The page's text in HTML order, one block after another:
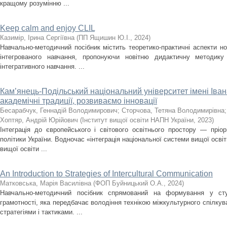
кращому розумінню ...
Keep calm and enjoy CLIL
Казимір, Ірина Сергіївна (ПП Ящишин Ю.І., 2024)
Навчально-методичний посібник містить теоретико-практичні аспекти
інтегрованого навчання, пропонуючи новітню дидактичну
інтегративного навчання. ...
Кам’янець-Подільський національний університет імені
академічні традиції, розвиваємо інновації
Бесарабчук, Геннадій Володимирович; Сторчова, Тетяна Володимирівна
Хоптяр, Андрій Юрійович ( Інститут вищої освіти НАПН України, 2023)
Інтеграція до європейського і світового освітнього простору —
політики України. Водночас «інтеграція національної системи вищої
вищої освіти ...
An Introduction to Strategies of Intercultural Communication
Матковська, Марія Василівна (ФОП Буйницький О.А., 2024)
Навчально-методичний посібник спрямований на формування у
грамотності, яка передбачає володіння технікою міжкультурного
стратегіями і тактиками. ...